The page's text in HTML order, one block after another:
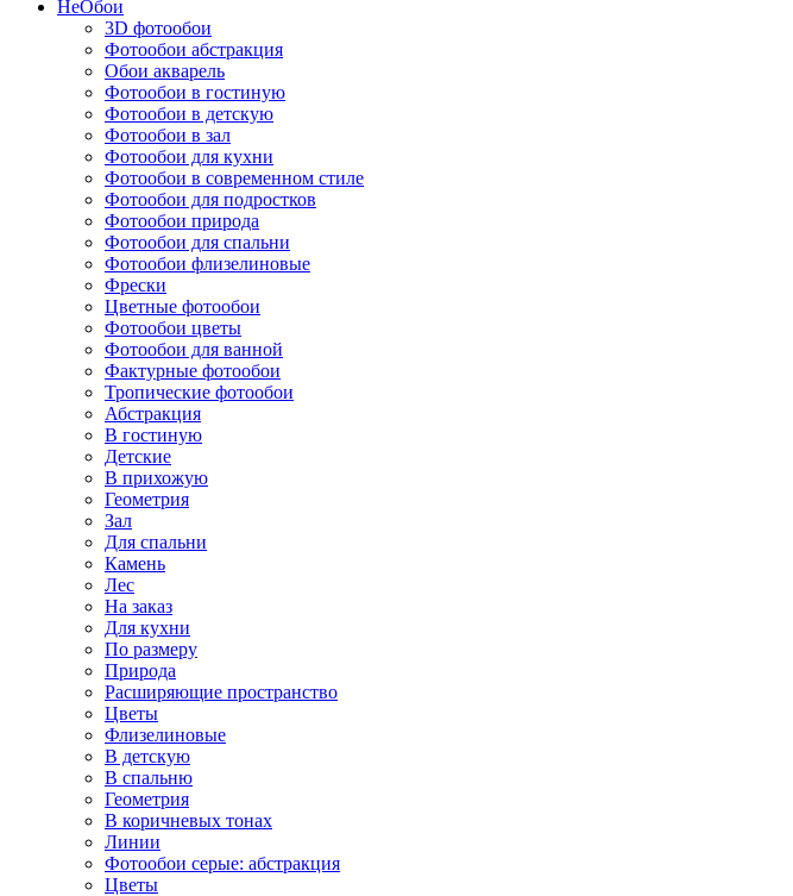
НеОбои
3D фотообои
Фотообои абстракция
Обои акварель
Фотообои в гостиную
Фотообои в детскую
Фотообои в зал
Фотообои для кухни
Фотообои в современном стиле
Фотообои для подростков
Фотообои природа
Фотообои для спальни
Фотообои флизелиновые
Фрески
Цветные фотообои
Фотообои цветы
Фотообои для ванной
Фактурные фотообои
Тропические фотообои
Абстракция
В гостиную
Детские
В прихожую
Геометрия
Зал
Для спальни
Камень
Лес
На заказ
Для кухни
По размеру
Природа
Расширяющие пространство
Цветы
Флизелиновые
В детскую
В спальню
Геометрия
В коричневых тонах
Линии
Фотообои серые: абстракция
Цветы